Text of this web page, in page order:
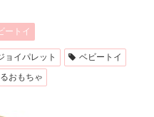
ートイ
ョイパレット
ベビートイ
おもちゃ